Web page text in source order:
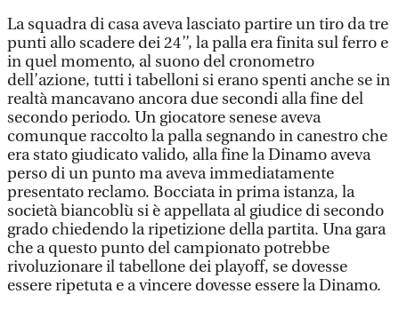
La squadra di casa aveva lasciato partire un tiro da tre
punti allo scadere dei 24’’, la palla era finita sul ferro e
in quel momento, al suono del cronometro
dell’azione, tutti i tabelloni si erano spenti anche se in
realtà mancavano ancora due secondi alla fine del
secondo periodo. Un giocatore senese aveva
comunque raccolto la palla segnando in canestro che
era stato giudicato valido, alla fine la Dinamo aveva
perso di un punto ma aveva immediatamente
presentato reclamo. Bocciata in prima istanza, la
società biancoblù si è appellata al giudice di secondo
grado chiedendo la ripetizione della partita. Una gara
che a questo punto del campionato potrebbe
rivoluzionare il tabellone dei playoff, se dovesse
essere ripetuta e a vincere dovesse essere la Dinamo.